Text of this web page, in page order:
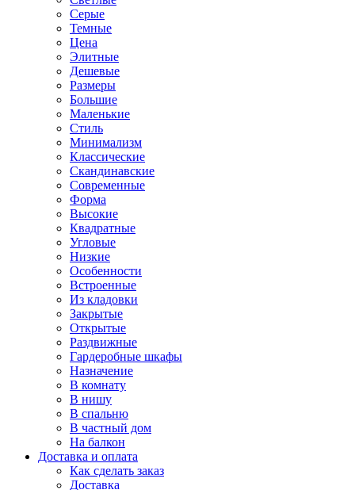
Серые
Темные
Цена
Элитные
Дешевые
Размеры
Большие
Маленькие
Стиль
Минимализм
Классические
Скандинавские
Современные
Форма
Высокие
Квадратные
Угловые
Низкие
Особенности
Встроенные
Из кладовки
Закрытые
Открытые
Раздвижные
Гардеробные шкафы
Назначение
В комнату
В нишу
В спальню
В частный дом
На балкон
Доставка и оплата
Как сделать заказ
Доставка